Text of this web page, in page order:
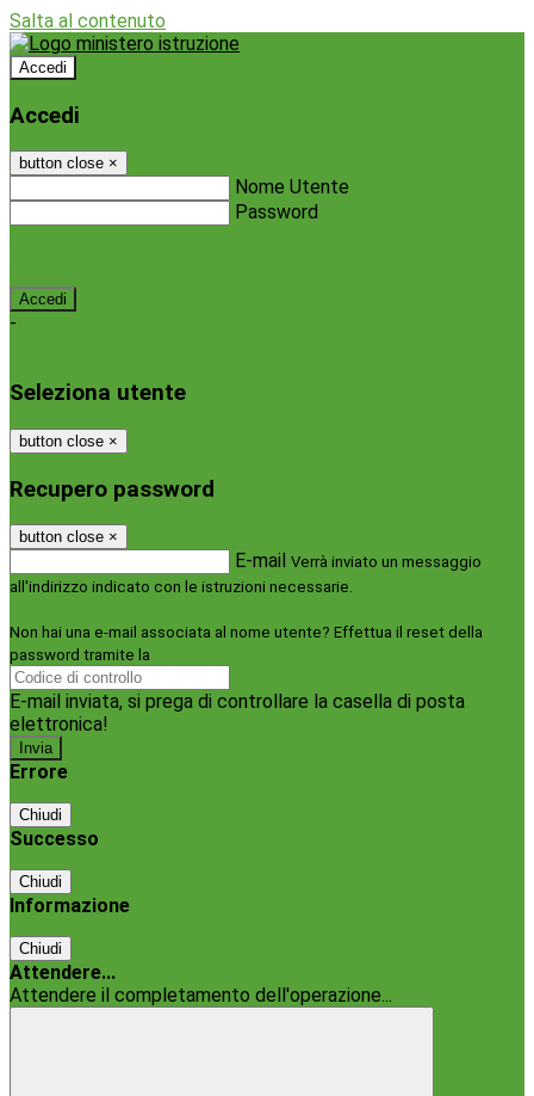
Salta al contenuto
Accedi
Accedi
button close ×
Nome Utente
Password
-
Seleziona utente
button close ×
Recupero password
button close ×
E-mail Verrà inviato un messaggio
all'indirizzo indicato con le istruzioni necessarie.
Non hai una e-mail associata al nome utente? Effettua il reset della
password tramite la
E-mail inviata, si prega di controllare la casella di posta
elettronica!
Errore
Chiudi
Successo
Chiudi
Informazione
Chiudi
Attendere...
Attendere il completamento dell'operazione...